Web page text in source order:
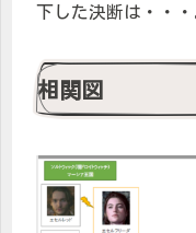
下した決断は・・・
相関図